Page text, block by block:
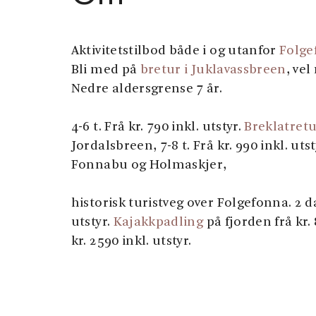
Aktivitetstilbod både i og utanfor
Bli med på bretur i Juklavassbreen, vel
Nedre aldersgrense 7 år.
4-6 t. Frå kr. 790 inkl. utstyr.
Jordalsbreen, 7-8 t. Frå kr. 990 inkl.
Fonnabu og Holmaskjer,
historisk turistveg over Folgefonna. 2
utstyr. Kajakkpadlingpå fjorden frå kr.
kr. 2590 inkl. utstyr.